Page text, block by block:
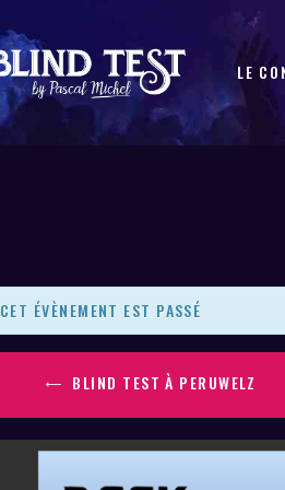
LE
CET ÉVÈNEMENT EST PASSÉ
BLIND TEST À PERUWELZ